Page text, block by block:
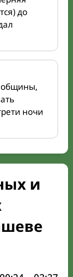
до
общины,
ночи
и